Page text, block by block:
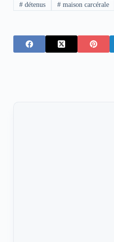
#détenus #maison carcérale